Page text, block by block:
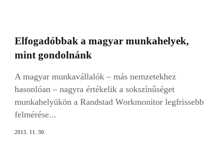
Elfogadóbbak a magyar munkahelyek,
mint gondolnánk
A magyar munkavállalók – más nemzetekhez
hasonlóan – nagyra értékelik a sokszínűséget
munkahelyükön a Randstad Workmonitor legfrissebb
felmérése...
2015. 11. 30.